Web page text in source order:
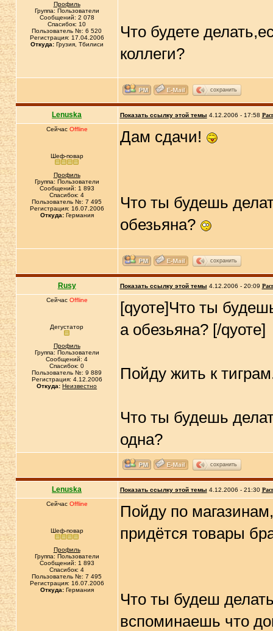
Профиль
Группа: Пользователи
Сообщений: 2 078
Спасибок: 10
Пользователь №: 6 520
Регистрация: 17.04.2006
Откуда:Грузия, Тбилиси
Что будете
коллеги?
сохранить
Lenuska Показать ссылку этой темы 4.12.2006 - 17:58
Сейчас Offline
Шеф-повар
Профиль
Группа: Пользователи
Сообщений: 1 893
Спасибок: 4
Пользователь №: 7 495
Регистрация: 16.07.2006
Откуда:Германия
Дам сдачи!
Что ты будешь
обезьяна?
сохранить
Rusy Показать ссылку этой темы 4.12.2006 - 20:09
Сейчас Offline
Дегустатор
Профиль
Группа: Пользователи
Сообщений: 4
Спасибок: 0
Пользователь №: 9 889
Регистрация: 4.12.2006
Откуда: Неизвестно
[qуоте]Что ты
а обезьяна? [/qуоте]
Пойду жить к
Что ты будешь
одна?
сохранить
Lenuska Показать ссылку этой темы 4.12.2006 - 21:30
Сейчас Offline
Шеф-повар
Профиль
Группа: Пользователи
Сообщений: 1 893
Спасибок: 4
Пользователь №: 7 495
Регистрация: 16.07.2006
Откуда:Германия
Пойду по
придётся товары
Что ты будеш
вспоминаешь что